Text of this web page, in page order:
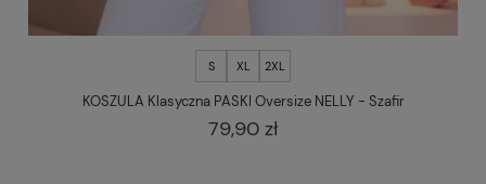
S XL 2XL
KOSZULA Klasyczna PASKI Oversize NELLY - Szafir
79,90 zł